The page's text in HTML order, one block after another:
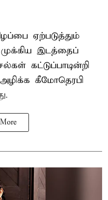
ஏற்படுத்தும்
இடத்தைப்
கட்டுப்பாடின்றி
கீமோதெரபி